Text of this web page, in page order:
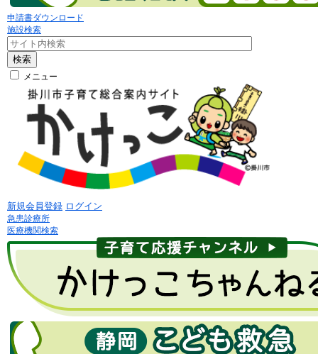
申請書ダウンロード
施設検索
検索
メニュー
新規会員登録 ログイン
急患診療所
医療機関検索